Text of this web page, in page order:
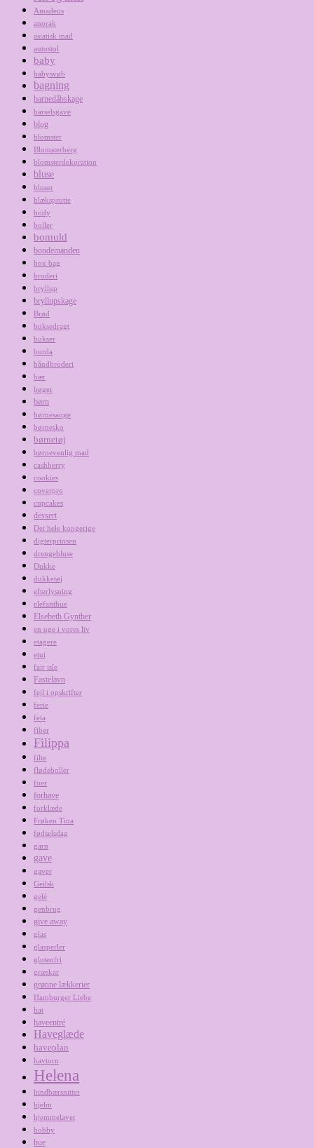
Amadeus
anorak
asiatisk mad
autostol
baby
babysvøb
bagning
barnedåbskage
barselsgave
blog
blomster
Blomsterberg
blomsterdekoration
bluse
bluser
blæksprutte
body
boller
bomuld
bondemanden
box bag
broderi
bryllup
bryllupskage
Brød
buksedragt
bukser
burda
båndbroderi
bær
bøger
børn
børnesange
børnesko
børnetøj
børnevenlig mad
cashberry
cookies
coverpro
cupcakes
dessert
Det hele kongerige
digterprinsen
drengebluse
Dukke
dukketøj
efterlysning
elefanthue
Elsebeth Gynther
en uge i vores liv
etagere
etui
fair isle
Fastelavn
fejl i opskrifter
ferie
feta
fiber
Filippa
filte
flødeboller
foer
forhave
forklæde
Frøken Tina
fødselsdag
garn
gave
gaver
Geilsk
gelé
genbrug
give away
glas
glasperler
glutenfri
græskar
grønne lækkerier
Hamburger Liebe
hat
haveentré
Haveglæde
haveplan
havtorn
Helena
hindbærsnitter
hjelm
hjemmelavet
hobby
hue